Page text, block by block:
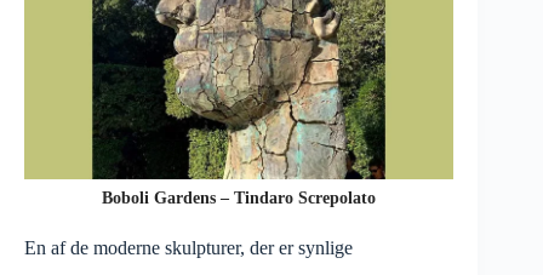
Boboli Gardens – Tindaro Screpolato
En af de moderne skulpturer, der er synlige